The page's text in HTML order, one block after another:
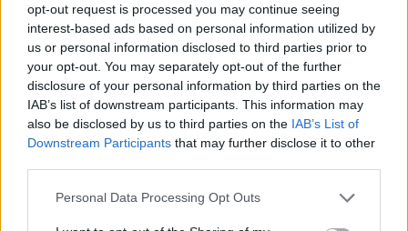
opt-out request is processed you may continue seeing
interest-based ads based on personal information utilized by
us or personal information disclosed to third parties prior to
your opt-out. You may separately opt-out of the further
disclosure of your personal information by third parties on the
IAB’s list of downstream participants. This information may
also be disclosed by us to third parties on the IAB’s List of
Downstream Participants that may further disclose it to other
Personal Data Processing Opt Outs